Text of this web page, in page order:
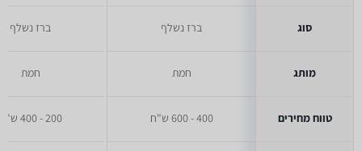
סוג
מותג
טווח מחירים
ברז נשלף
חמת
400 - 600 ש"ח
ברז נשלף
חמת
200 - 400 ש"ח